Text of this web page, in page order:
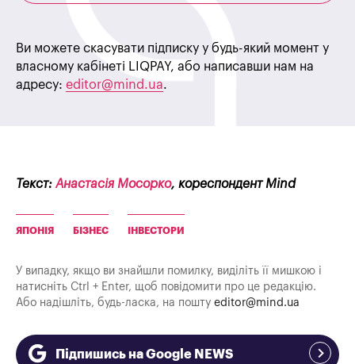
Ви можете скасувати підписку у будь-який момент у
власному кабінеті LIQPAY, або написавши нам на
адресу: editor@mind.ua.
Текст:Анастасія Мосорко, кореспондент Mind
ЯПОНІЯ БІЗНЕС ІНВЕСТОРИ
У випадку, якщо ви знайшли помилку, виділіть її мишкою і
натисніть Ctrl + Enter, щоб повідомити про це редакцію.
Або надішліть, будь-ласка, на пошту editor@mind.ua
Підпишись на Google NEWS